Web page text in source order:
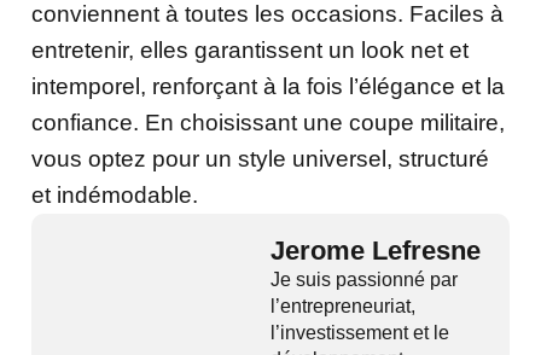
conviennent à toutes les occasions. Faciles à
entretenir, elles garantissent un look net et
intemporel, renforçant à la fois l’élégance et la
confiance. En choisissant une coupe militaire,
vous optez pour un style universel, structuré
et indémodable.
Jerome Lefresne
Je suis passionné par
l’entrepreneuriat,
l’investissement et le